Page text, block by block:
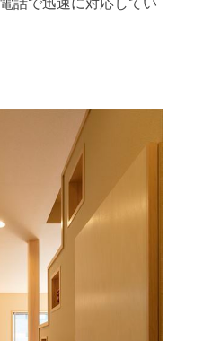
話で迅速に対応してい